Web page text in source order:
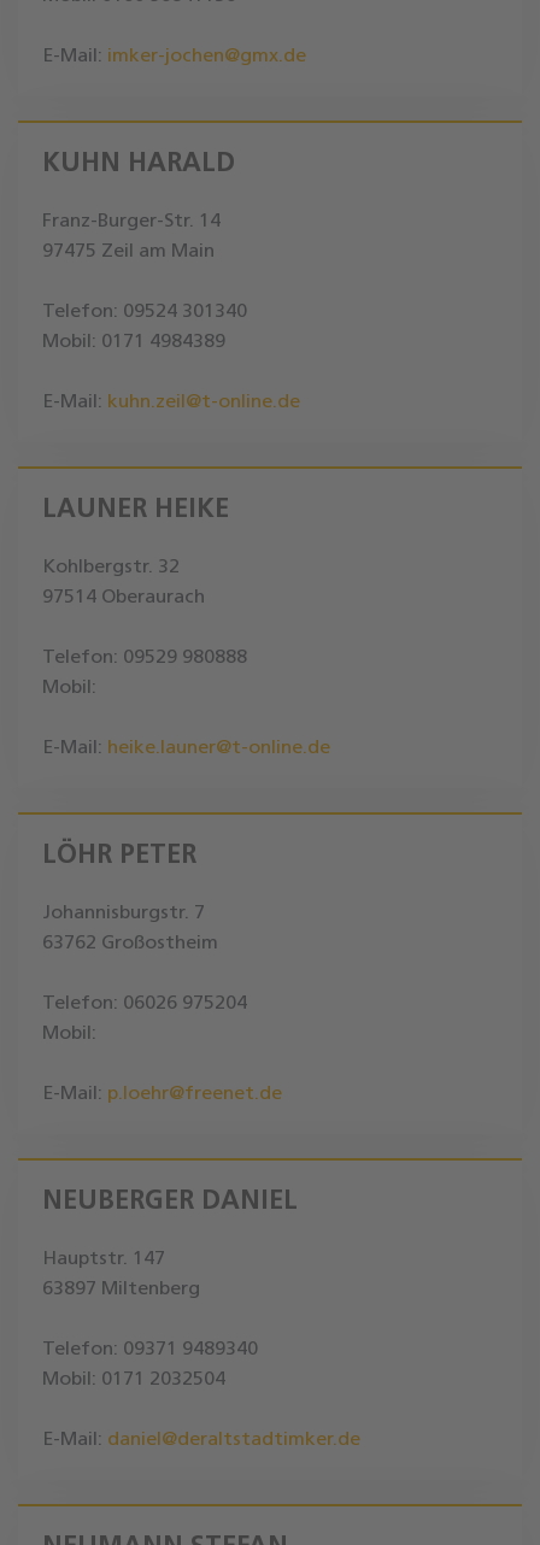
E-Mail: imker-jochen@gmx.de
KUHN HARALD
Franz-Burger-Str. 14
97475 Zeil am Main
Telefon: 09524 301340
Mobil: 0171 4984389
E-Mail: kuhn.zeil@t-online.de
LAUNER HEIKE
Kohlbergstr. 32
97514 Oberaurach
Telefon: 09529 980888
Mobil:
E-Mail: heike.launer@t-online.de
LÖHR PETER
Johannisburgstr. 7
63762 Großostheim
Telefon: 06026 975204
Mobil:
E-Mail: p.loehr@freenet.de
NEUBERGER DANIEL
Hauptstr. 147
63897 Miltenberg
Telefon: 09371 9489340
Mobil: 0171 2032504
E-Mail: daniel@deraltstadtimker.de